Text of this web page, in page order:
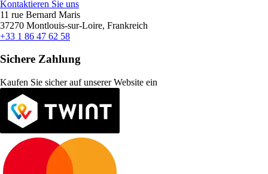
Kontaktieren Sie uns
11 rue Bernard Maris
37270 Montlouis-sur-Loire, Frankreich
+33 1 86 47 62 58
Sichere Zahlung
Kaufen Sie sicher auf unserer Website ein